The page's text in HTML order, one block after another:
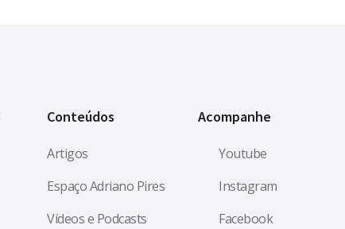
Conteúdos
Artigos
Espaço Adriano Pires
Vídeos e Podcasts
Acompanhe
Youtube
Instagram
Facebook